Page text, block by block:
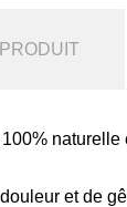
et de